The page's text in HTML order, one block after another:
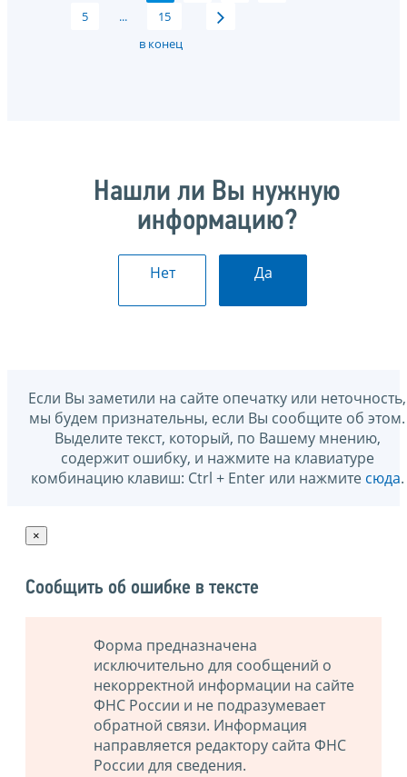
5 ...
15
в конец
Нашли ли Вы нужную
информацию?
Нет Да
Если Вы заметили на сайте опечатку или неточность,
мы будем признательны, если Вы сообщите об этом.
Выделите текст, который, по Вашему мнению,
содержит ошибку, и нажмите на клавиатуре
комбинацию клавиш: Ctrl + Enter или нажмите сюда.
×
Сообщить об ошибке в тексте
Форма предназначена
исключительно для сообщений о
некорректной информации на сайте
ФНС России и не подразумевает
обратной связи. Информация
направляется редактору сайта ФНС
России для сведения.